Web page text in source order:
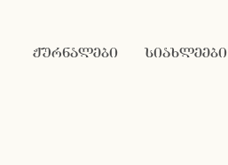
ჟურნალები სიახლეები